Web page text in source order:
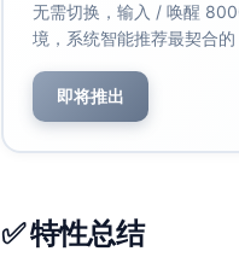
潜在进入者：中
断，基于用户所
替代品：中度；
供应商议价力：
注：除特别说明外，本
无需切换，输入 / 唤醒
境，系统智能推荐最契合
即将推出
✅ 特性总结